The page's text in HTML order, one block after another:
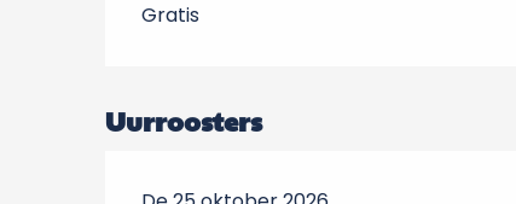
Gratis
Uurroosters